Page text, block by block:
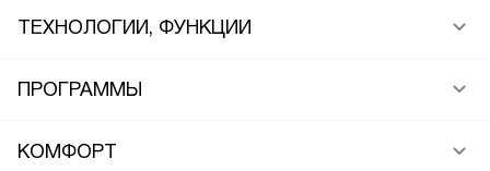
ТЕХНОЛОГИИ, ФУНКЦИИ
ПРОГРАММЫ
КОМФОРТ